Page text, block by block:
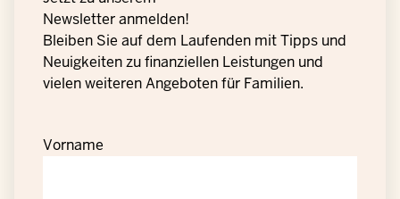
Newsletter anmelden!
Bleiben Sie auf dem Laufenden mit Tipps und
Neuigkeiten zu finanziellen Leistungen und
vielen weiteren Angeboten für Familien.
Vorname